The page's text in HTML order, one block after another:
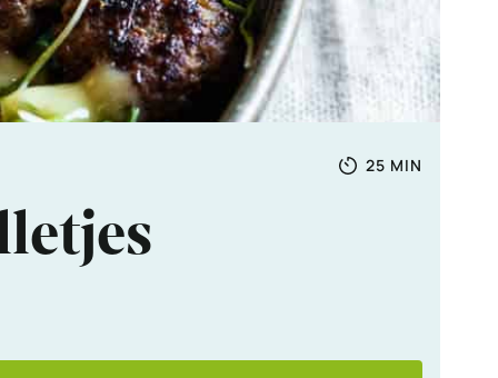
Totale
25 MINUTEN
MIN